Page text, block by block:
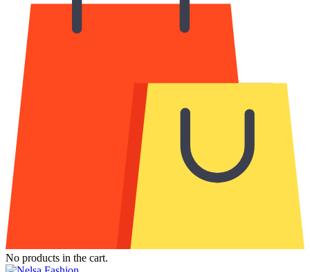
No products in the cart.